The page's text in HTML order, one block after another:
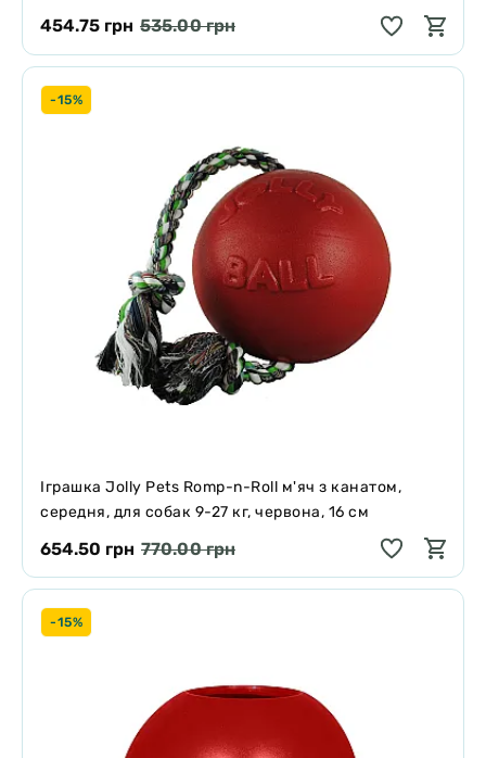
454.75 грн 535.00 грн
-15%
Іграшка Jolly Pets Romp-n-Roll м'яч з канатом,
середня, для собак 9-27 кг, червона, 16 см
654.50 грн 770.00 грн
-15%